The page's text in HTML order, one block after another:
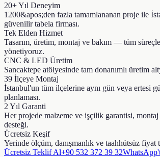
20+ Yıl Deneyim
1200&apos;den fazla tamamlananan proje ile
güvenilir tabela firması.
Tek Elden Hizmet
Tasarım, üretim, montaj ve bakım — tüm
yönetiyoruz.
CNC & LED Üretim
Sancaktepe atölyesinde tam donanımlı üretim
39 İlçeye Montaj
İstanbul'un tüm ilçelerine aynı gün veya ertesi
planlaması.
2 Yıl Garanti
Her projede malzeme ve işçilik garantisi, montaj
desteği.
Ücretsiz Keşif
Yerinde ölçüm, danışmanlık ve taahhütsüz fiyat
Ücretsiz Teklif Al+90 532 372 39 32